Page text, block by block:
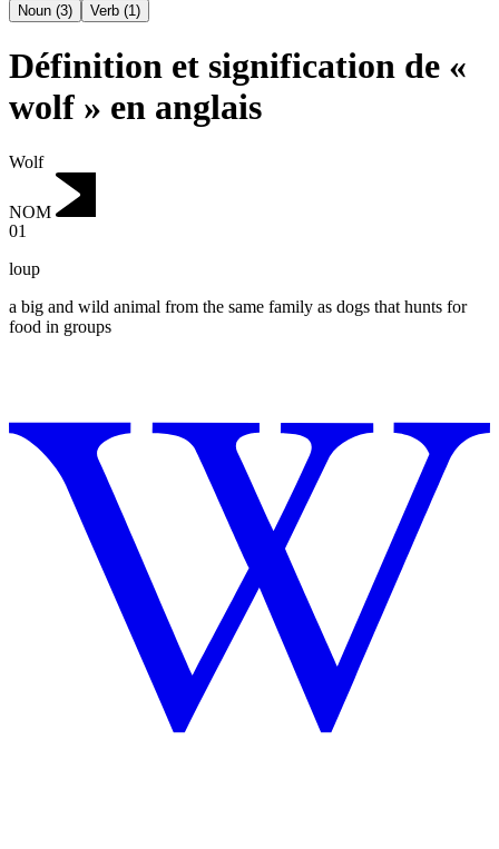
Noun (3) Verb (1)
Définition et signification de «
wolf » en anglais
Wolf
NOM
01
loup
a big and wild animal from the same family as dogs that hunts for
food in groups